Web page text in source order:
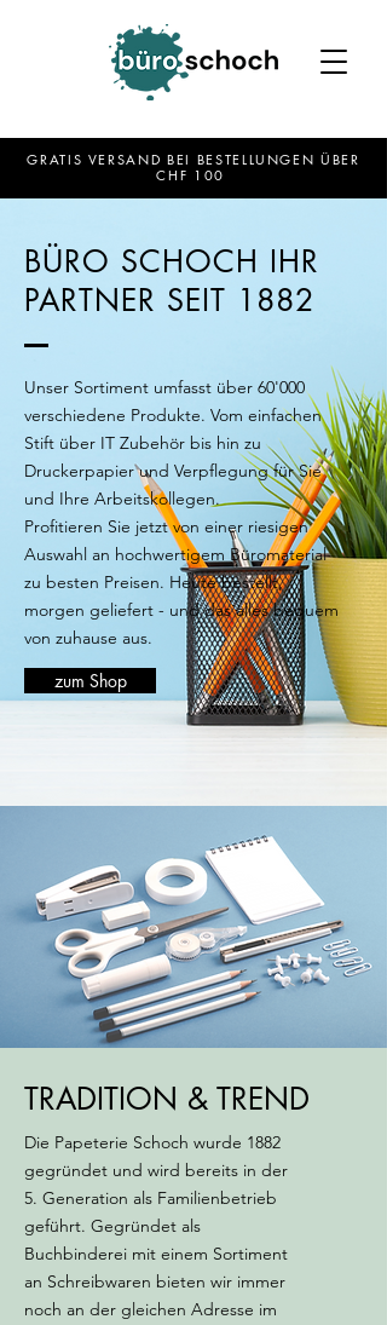
GRATIS VERSAND BEI BESTELLUNGEN ÜBER
CHF 100
BÜRO SCHOCH IHR
PARTNER SEIT 1882
Unser Sortiment umfasst über 60'000
verschiedene Produkte. Vom einfachen
Stift über IT Zubehör bis hin zu
Druckerpapier und Verpflegung für Sie
und Ihre Arbeitskollegen.
Profitieren Sie jetzt von einer riesigen
Auswahl an hochwertigem Büromaterial
zu besten Preisen. Heute bestellt,
morgen geliefert - und das alles bequem
von zuhause aus.
zum Shop
TRADITION & TREND
Die Papeterie Schoch wurde 1882
gegründet und wird bereits in der
5. Generation als Familienbetrieb
geführt. Gegründet als
Buchbinderei mit einem Sortiment
an Schreibwaren bieten wir immer
noch an der gleichen Adresse im